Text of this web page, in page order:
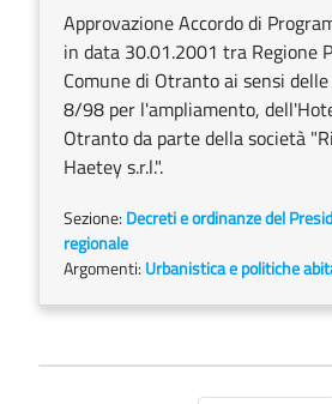
Approvazione Accordo di
in data 30.01.2001 tra Regione
Comune di Otranto ai sensi
8/98 per l'ampliamento,
Otranto da parte della società
Haetey s.r.l.".
Sezione: Decreti e ordinanze del
regionale
Argomenti: Urbanistica e politiche